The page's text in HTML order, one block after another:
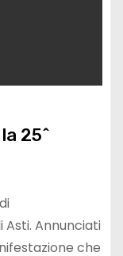
25^
Asti. Annunciati
che